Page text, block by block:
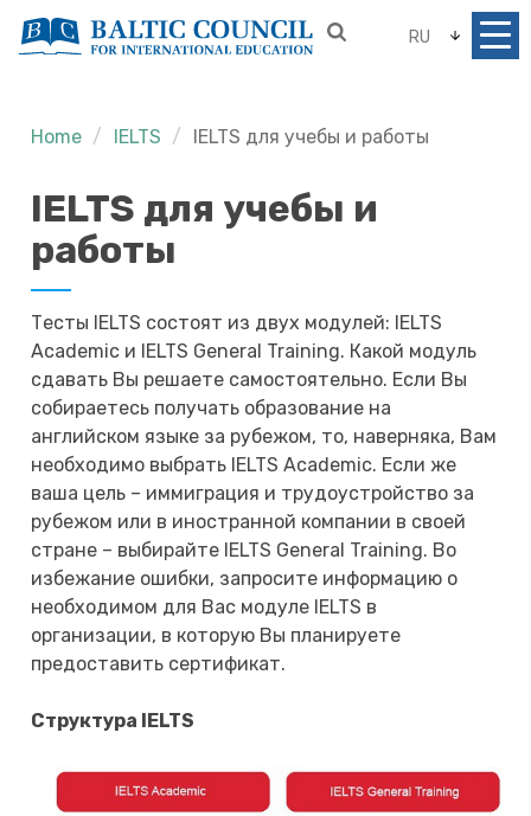
RU
Home IELTS IELTS для учебы и работы
IELTS для учебы и
работы
Тесты IELTS состоят из двух модулей: IELTS
Academic и IELTS General Training. Какой модуль
сдавать Вы решаете самостоятельно. Если Вы
собираетесь получать образование на
английском языке за рубежом, то, наверняка, Вам
необходимо выбрать IELTS Academic. Если же
ваша цель – иммиграция и трудоустройство за
рубежом или в иностранной компании в своей
стране – выбирайте IELTS General Training. Во
избежание ошибки, запросите информацию о
необходимом для Вас модуле IELTS в
организации, в которую Вы планируете
предоставить сертификат.
Cтруктура IELTS